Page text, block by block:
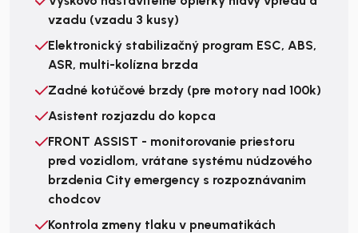
vzadu (vzadu 3 kusy)
Elektronický stabilizačný program ESC, ABS,
ASR, multi-kolízna brzda
Zadné kotúčové brzdy (pre motory nad 100k)
Asistent rozjazdu do kopca
FRONT ASSIST - monitorovanie priestoru
pred vozidlom, vrátane systému núdzového
brzdenia City emergency s rozpoznávanim
chodcov
Kontrola zmeny tlaku v pneumatikách